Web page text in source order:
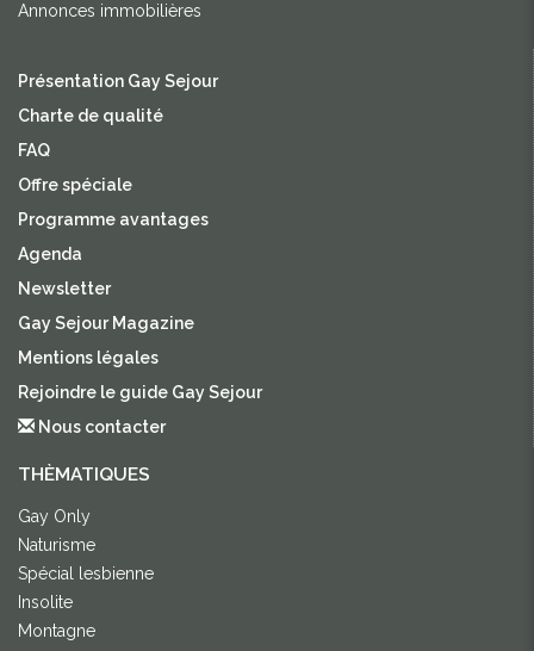
Annonces immobilières
Présentation Gay Sejour
Charte de qualité
FAQ
Offre spéciale
Programme avantages
Agenda
Newsletter
Gay Sejour Magazine
Mentions légales
Rejoindre le guide Gay Sejour
Nous contacter
THÈMATIQUES
Gay Only
Naturisme
Spécial lesbienne
Insolite
Montagne